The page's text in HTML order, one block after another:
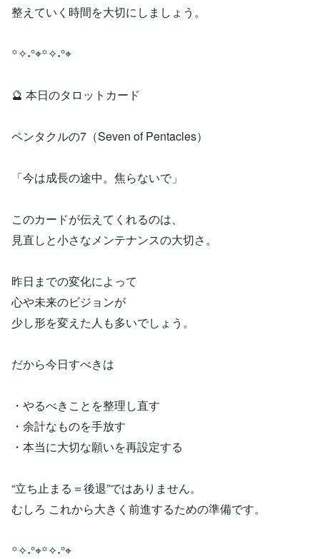
整えていく時間を大切にしましょう。
꙳✧˖°⌖꙳✧˖°⌖
🔮 本日のタロットカード
ペンタクルの7（Seven of Pentacles）
「今は成長の途中。焦らないで」
このカードが伝えてくれるのは、
見直しと小さなメンテナンスの大切さ。
昨日までの変化によって
心や未来のビジョンが
少し形を変えた人も多いでしょう。
だから今日すべきは
・やるべきことを整理し直す
・余計なものを手放す
・本当に大切な願いを再設定する
“立ち止まる＝後退”ではありません。
むしろ これから大きく前進するための準備です。
꙳✧˖°⌖꙳✧˖°⌖